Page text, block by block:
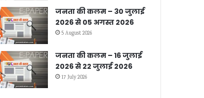
जनता की कलम – 30 जुलाई
2026 से 05 अगस्त 2026
5 August 2026
जनता की कलम – 16 जुलाई
2026 से 22 जुलाई 2026
17 July 2026